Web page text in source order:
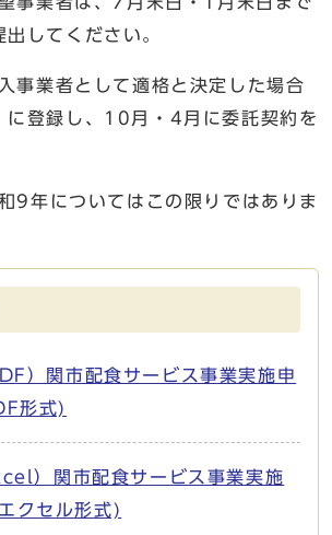
してください。
事業者として適格と決定した場合
に登録し、10月・4月に委託契約を
9年についてはこの限りではありま
）関市配食サービス事業実施申
形式)
）関市配食サービス事業実施
クセル形式)